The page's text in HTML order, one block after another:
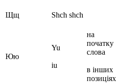
Щщ Shch shch
Юю
Yu
iu
на
початку
слова
в інших
позиціях